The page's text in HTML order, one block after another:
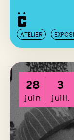
ATELIER
28
juin
3
juill.